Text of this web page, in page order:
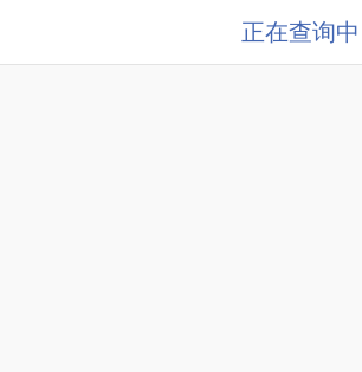
正在查询中